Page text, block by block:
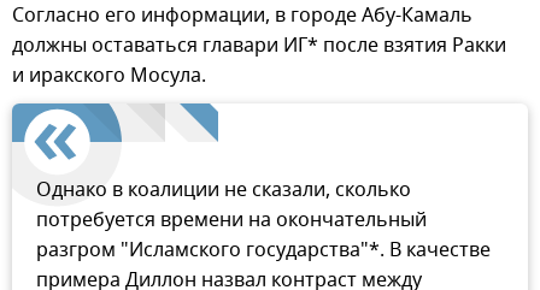
Согласно его информации, в городе Абу-Камаль
должны оставаться главари ИГ* после взятия Ракки
и иракского Мосула.
Однако в коалиции не сказали, сколько
потребуется времени на окончательный
разгром "Исламского государства"*. В качестве
примера Диллон назвал контраст между